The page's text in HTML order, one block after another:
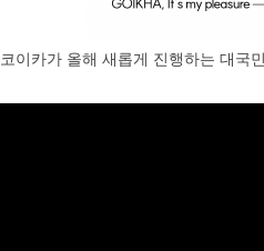
코이카가 올해 새롭게 진행하는 대국